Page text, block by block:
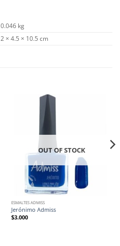
0.046 kg
2 × 4.5 × 10.5 cm
OUT OF STOCK
ESMALTES ADMISS
Jerónimo Admiss
$3.000